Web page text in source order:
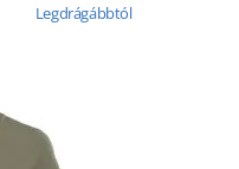
Legdrágábbtól